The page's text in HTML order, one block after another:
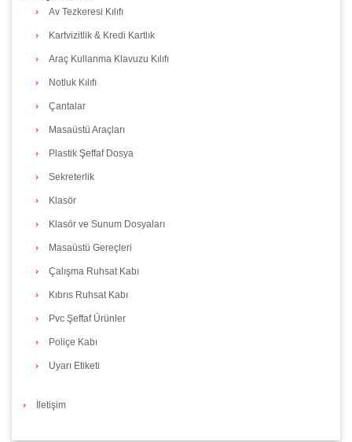
Av Tezkeresi Kılıfı
Kartvizitlik & Kredi Kartlık
Araç Kullanma Klavuzu Kılıfı
Notluk Kılıfı
Çantalar
Masaüstü Araçları
Plastik Şeffaf Dosya
Sekreterlik
Klasör
Klasör ve Sunum Dosyaları
Masaüstü Gereçleri
Çalışma Ruhsat Kabı
Kıbrıs Ruhsat Kabı
Pvc Şeffaf Ürünler
Poliçe Kabı
Uyarı Etiketi
İletişim